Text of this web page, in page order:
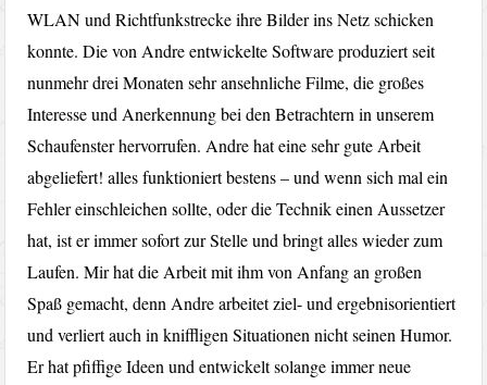
WLAN und Richtfunkstrecke ihre Bilder ins Netz schicken
konnte. Die von Andre entwickelte Software produziert seit
nunmehr drei Monaten sehr ansehnliche Filme, die großes
Interesse und Anerkennung bei den Betrachtern in unserem
Schaufenster hervorrufen. Andre hat eine sehr gute Arbeit
abgeliefert! alles funktioniert bestens – und wenn sich mal ein
Fehler einschleichen sollte, oder die Technik einen Aussetzer
hat, ist er immer sofort zur Stelle und bringt alles wieder zum
Laufen. Mir hat die Arbeit mit ihm von Anfang an großen
Spaß gemacht, denn Andre arbeitet ziel- und ergebnisorientiert
und verliert auch in kniffligen Situationen nicht seinen Humor.
Er hat pfiffige Ideen und entwickelt solange immer neue